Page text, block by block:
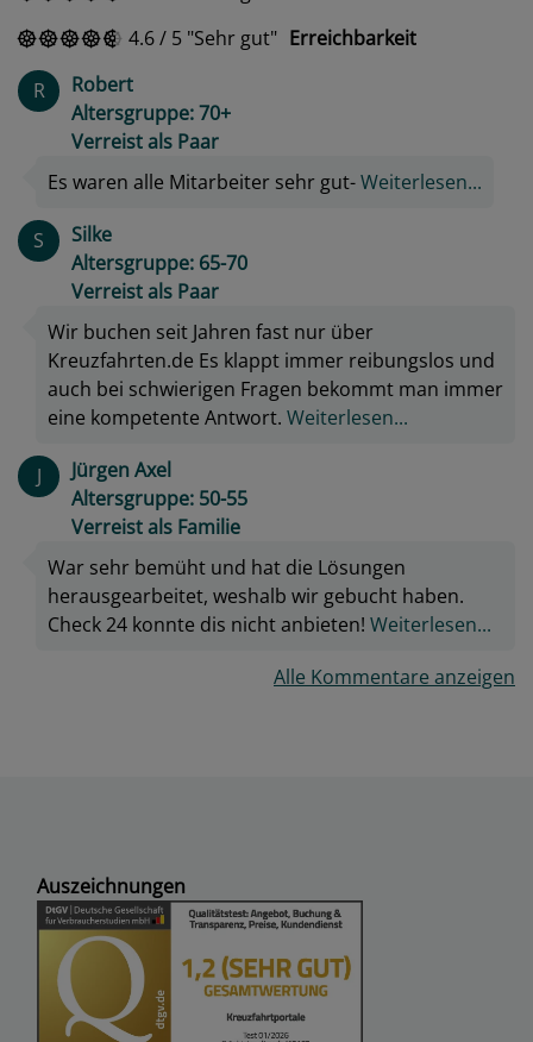
4.6/ 5 Sehr gut
Erreichbarkeit
R
Robert
Altersgruppe: 70+
Verreist als Paar
Es waren alle Mitarbeiter sehr gut-Weiterlesen...
S
Silke
Altersgruppe: 65-70
Verreist als Paar
Wir buchen seit Jahren fast nur über
Kreuzfahrten.de Es klappt immer reibungslos und
auch bei schwierigen Fragen bekommt man immer
eine kompetente Antwort. Weiterlesen...
J
Jürgen Axel
Altersgruppe: 50-55
Verreist als Familie
War sehr bemüht und hat die Lösungen
herausgearbeitet, weshalb wir gebucht haben.
Check 24 konnte dis nicht anbieten! Weiterlesen...
Alle Kommentare anzeigen
Auszeichnungen